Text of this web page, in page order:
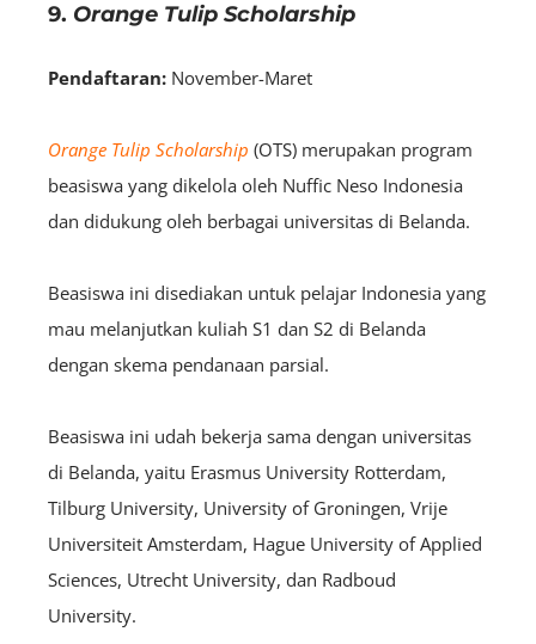
9. Orange Tulip Scholarship
Pendaftaran: November-Maret
Orange Tulip Scholarship (OTS) merupakan program
beasiswa yang dikelola oleh Nuffic Neso Indonesia
dan didukung oleh berbagai universitas di Belanda.
Beasiswa ini disediakan untuk pelajar Indonesia yang
mau melanjutkan kuliah S1 dan S2 di Belanda
dengan skema pendanaan parsial.
Beasiswa ini udah bekerja sama dengan universitas
di Belanda, yaitu Erasmus University Rotterdam,
Tilburg University, University of Groningen, Vrije
Universiteit Amsterdam, Hague University of Applied
Sciences, Utrecht University, dan Radboud
University.